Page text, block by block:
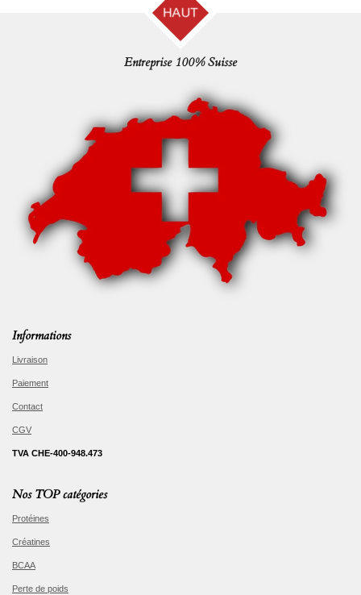
HAUT
Entreprise 100% Suisse
Informations
Livraison
Paiement
Contact
CGV
TVA CHE-400-948.473
Nos TOP catégories
Protéines
Créatines
BCAA
Perte de poids